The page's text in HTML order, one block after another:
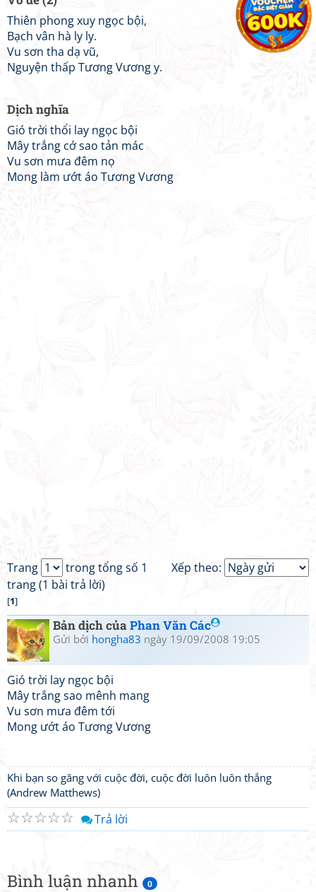
Bình luận nhanh 0
Thiên phong xuy ngọc bội,
Bạch vân hà ly ly.
Vu sơn tha dạ vũ,
Nguyện thấp Tương Vương y.
Dịch nghĩa
Gió trời thổi lay ngọc bội
Mây trắng cớ sao tản mác
Vu sơn mưa đêm nọ
Mong làm ướt áo Tương Vương
Xếp theo:
Trang
trong tổng số 1
trang (1 bài trả lời)
[1]
Bản dịch củaPhan Văn Các
Gửi bởi hongha83 ngày 19/09/2008 19:05
Gió trời lay ngọc bội
Mây trắng sao mênh mang
Vu sơn mưa đêm tới
Mong ướt áo Tương Vương
Khi bạn so găng với cuộc đời, cuộc đời luôn luôn thắng
(Andrew Matthews)
☆
☆
☆
☆
☆ Trả lời